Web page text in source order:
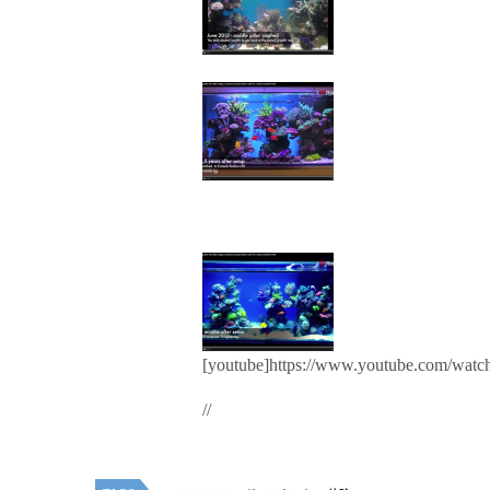
[youtube]https://www.youtube.com/
//